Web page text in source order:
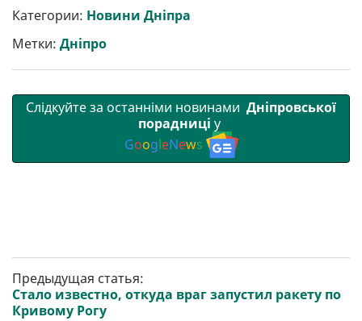
р
и
и
b
o
k
t
e
l g
r
s
A
Категории: Новини Дніпра
Метки: Дніпро
Слідкуйте за останніми новинами Дніпровської
порадниці у
GoogleNews
Предыдущая статья:
Стало известно, откуда враг запустил ракету по
Кривому Рогу